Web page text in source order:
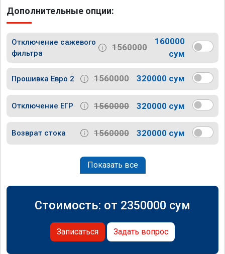
Дополнительные опции:
Отключение сажевого
фильтра
1560000
160000
сум
Прошивка Евро 2 1560000 320000 сум
Отключение ЕГР 1560000 320000 сум
Возврат стока 1560000 320000 сум
Показать все
Стоимость: от 2350000 сум
Записаться Задать вопрос